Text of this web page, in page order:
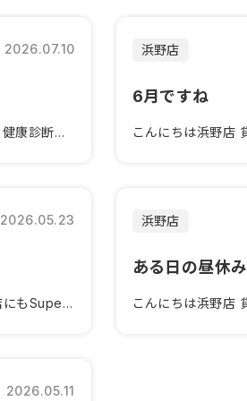
2026.07.10
こんにちは浜野店 貸熊です❣さて、健康診断ラッシュな浜野店この時期...
浜野店
6月ですね
2026.05.23
こんにちは浜野店 貸熊です❣浜野店にもSuper-ONE来ています...
浜野店
ある日の昼休み
2026.05.11